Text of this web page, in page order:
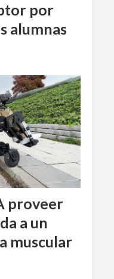
por
alumnas
proveer
a un
muscular